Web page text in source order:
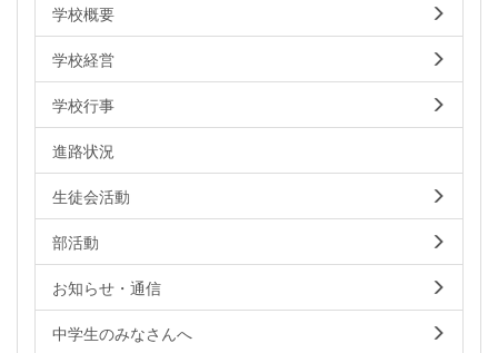
学校概要
学校経営
学校行事
進路状況
生徒会活動
部活動
お知らせ・通信
中学生のみなさんへ